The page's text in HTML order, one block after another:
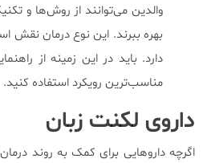
والدین می‌توانند از روش‌ها و
بهره ببرند. این نوع درمان
دارد. باید در این زمینه از
مناسب‌ترین رویکرد استفاده کنید.
داروی لکنت زبان
اگرچه داروهایی برای کمک به روند